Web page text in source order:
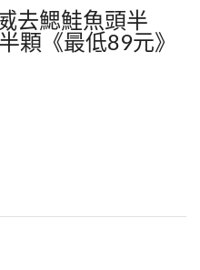
去鰓鮭魚頭半
顆《最低89元》